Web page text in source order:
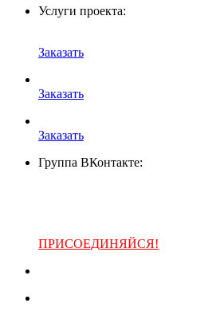
Услуги проекта:
Заказать
Заказать
Заказать
Группа ВКонтакте:
ПРИСОЕДИНЯЙСЯ!